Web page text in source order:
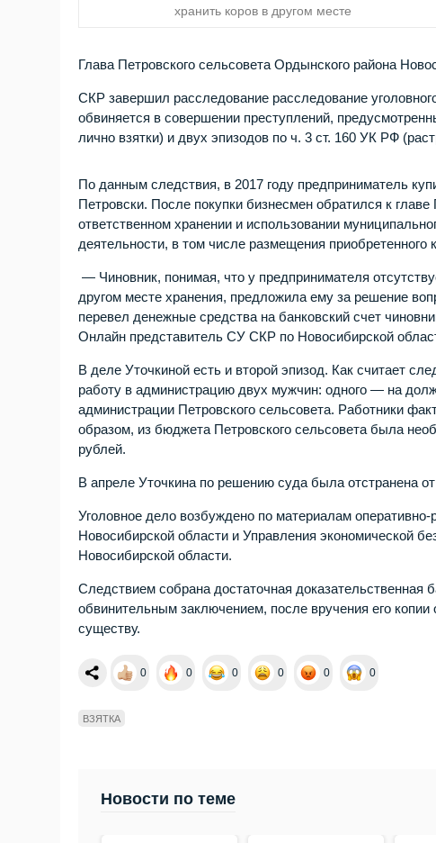
хранить коров в другом месте
Глава Петровского сельсовета Ордынского района
СКР завершил расследование расследование
обвиняется в совершении преступлений,
лично взятки) и двух эпизодов по ч. 3 ст. 160 УК РФ
По данным следствия, в 2017 году предприниматель
Петровски. После покупки бизнесмен обратился к
ответственном хранении и использовании
деятельности, в том числе размещения приобретенного
— Чиновник, понимая, что у предпринимателя
другом месте хранения, предложила ему за решение
перевел денежные средства на банковский счет
Онлайн представитель СУ СКР по Новосибирской
В деле Уточкиной есть и второй эпизод. Как считает
работу в администрацию двух мужчин: одного — на
администрации Петровского сельсовета. Работники
образом, из бюджета Петровского сельсовета была
рублей.
В апреле Уточкина по решению суда была отстранена
Уголовное дело возбуждено по материалам
Новосибирской области и Управления экономической
Новосибирской области.
Следствием собрана достаточная доказательственная
обвинительным заключением, после вручения его
существу.
0 0 0 0 0 0
ВЗЯТКА
Новости по теме